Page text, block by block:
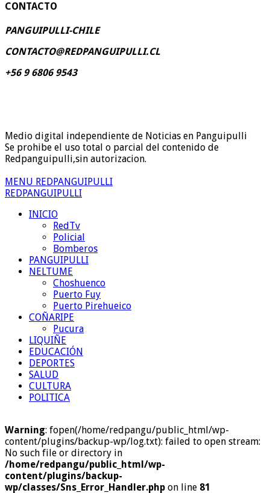
CONTACTO
PANGUIPULLI-CHILE
CONTACTO@REDPANGUIPULLI.CL
+56 9 6806 9543
Medio digital independiente de Noticias en Panguipulli
Se prohibe el uso total o parcial del contenido de
Redpanguipulli,sin autorizacion.
MENU REDPANGUIPULLI
REDPANGUIPULLI
INICIO
RedTv
Policial
Bomberos
PANGUIPULLI
NELTUME
Choshuenco
Puerto Fuy
Puerto Pirehueico
COÑARIPE
Pucura
LIQUIÑE
EDUCACIÓN
DEPORTES
SALUD
CULTURA
POLITICA
Warning: fopen(/home/redpangu/public_html/wp-
content/plugins/backup-wp/log.txt): failed to open stream:
No such file or directory in
/home/redpangu/public_html/wp-
content/plugins/backup-
wp/classes/Sns_Error_Handler.php on line 81